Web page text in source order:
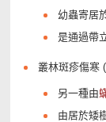
幼蟲寄居
是通過帶
叢林斑疹傷寒
另一種由
由居於矮